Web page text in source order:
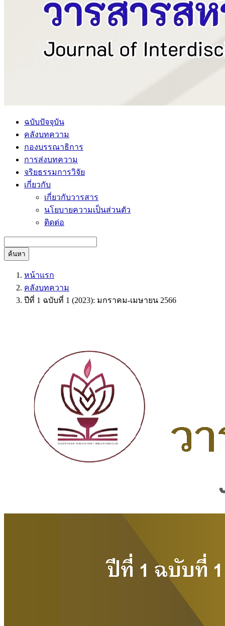
ฉบับปัจจุบัน
คลังบทความ
กองบรรณาธิการ
การส่งบทความ
จริยธรรมการวิจัย
เกี่ยวกับ
เกี่ยวกับวารสาร
นโยบายความเป็นส่วนตัว
ติดต่อ
ค้นหา
หน้าแรก
คลังบทความ
ปีที่ 1 ฉบับที่ 1 (2023): มกราคม-เมษายน 2566